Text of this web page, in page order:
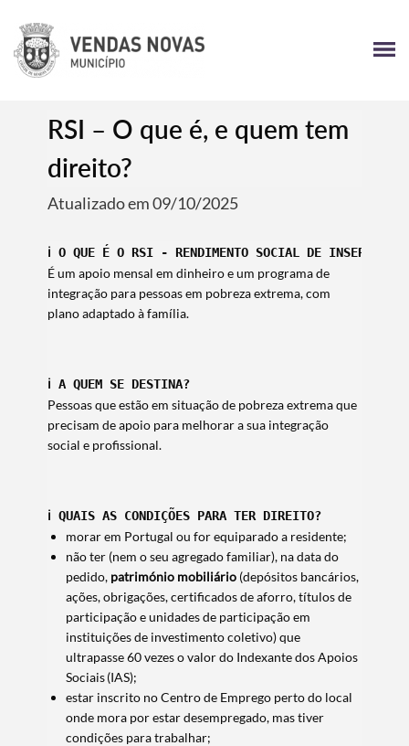
RSI – O que é, e quem tem
direito?
Atualizado em 09/10/2025
ℹ️ O QUE É O RSI - RENDIMENTO SOCIAL DE INSERÇÃO?
É um apoio mensal em dinheiro e um programa de
integração para pessoas em pobreza extrema, com
plano adaptado à família.
ℹ️ A QUEM SE DESTINA?
Pessoas que estão em situação de pobreza extrema que
precisam de apoio para melhorar a sua integração
social e profissional.
ℹ️ QUAIS AS CONDIÇÕES PARA TER DIREITO?
morar em Portugal ou for equiparado a residente;
não ter (nem o seu agregado familiar), na data do
pedido, património mobiliário (depósitos bancários,
ações, obrigações, certificados de aforro, títulos de
participação e unidades de participação em
instituições de investimento coletivo) que
ultrapasse 60 vezes o valor do Indexante dos Apoios
Sociais (IAS);
estar inscrito no Centro de Emprego perto do local
onde mora por estar desempregado, mas tiver
condições para trabalhar;